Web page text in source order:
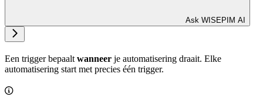
Ask WISEPIM AI
Een trigger bepaaltwanneer je automatisering draait. Elke
automatisering start met precies één trigger.